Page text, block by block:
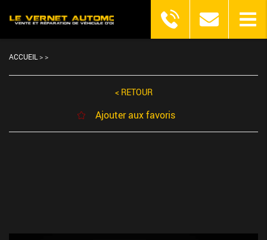
ACCUEIL >>
< RETOUR
Ajouter aux favoris